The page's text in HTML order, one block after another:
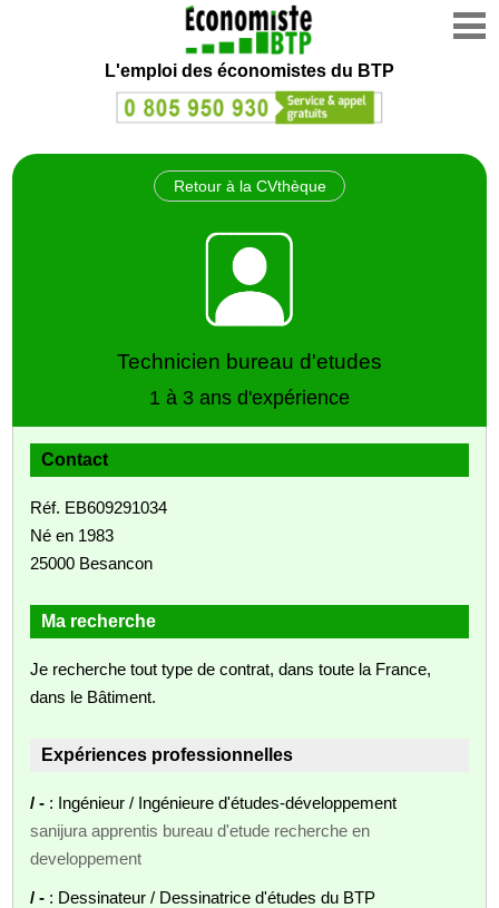
L'emploi des économistes du BTP
Retour à la CVthèque
Technicien bureau d'etudes
1 à 3 ans d'expérience
Contact
Réf. EB609291034
Né en 1983
25000 Besancon
Ma recherche
Je recherche tout type de contrat, dans toute la France,
dans le Bâtiment.
Expériences professionnelles
/ - : Ingénieur / Ingénieure d'études-développement
sanijura apprentis bureau d'etude recherche en
developpement
/ - : Dessinateur / Dessinatrice d'études du BTP